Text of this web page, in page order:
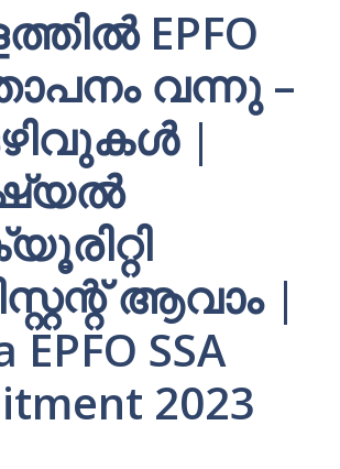
EPFO
വന്നു –
|
ആവാം |
EPFO SSA
2023